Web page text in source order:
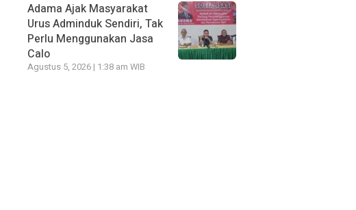
Adama Ajak Masyarakat
Urus Adminduk Sendiri, Tak
Perlu Menggunakan Jasa
Calo
Agustus 5, 2026 | 1:38 am WIB